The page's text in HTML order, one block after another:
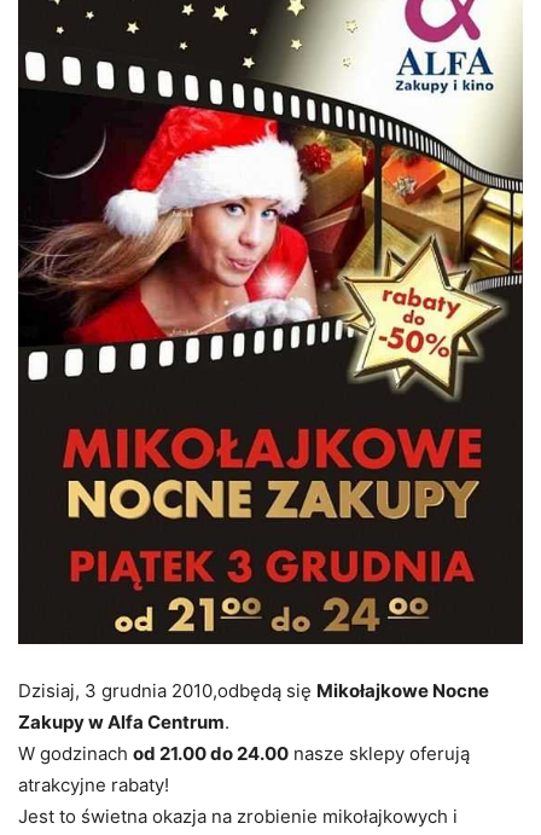
Dzisiaj, 3 grudnia 2010,odbędą się Mikołajkowe Nocne
Zakupy w Alfa Centrum.
W godzinach od 21.00 do 24.00 nasze sklepy oferują
atrakcyjne rabaty!
Jest to świetna okazja na zrobienie mikołajkowych i